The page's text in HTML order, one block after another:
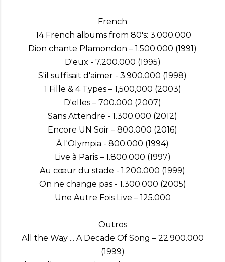
French
14 French albums from 80's: 3.000.000
Dion chante Plamondon – 1.500.000 (1991)
D'eux - 7.200.000 (1995)
S'il suffisait d'aimer - 3.900.000 (1998)
1 Fille & 4 Types – 1,500,000 (2003)
D'elles – 700.000 (2007)
Sans Attendre - 1.300.000 (2012)
Encore UN Soir – 800.000 (2016)
À l'Olympia - 800.000 (1994)
Live à Paris – 1.800.000 (1997)
Au cœur du stade - 1.200.000 (1999)
On ne change pas - 1.300.000 (2005)
Une Autre Fois Live – 125.000
Outros
All the Way ... A Decade Of Song – 22.900.000
(1999)